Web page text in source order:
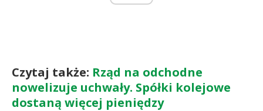
Czytaj także: Rząd na odchodne
nowelizuje uchwały. Spółki kolejowe
dostaną więcej pieniędzy